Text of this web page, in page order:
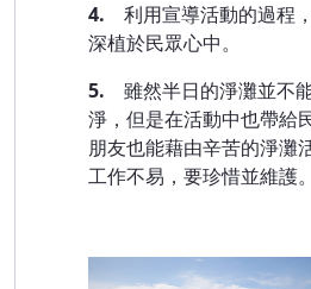
4. 利用宣導活動的過程
深植於民眾心中。
5. 雖然半日的淨灘並不
淨，但是在活動中也帶給
朋友也能藉由辛苦的淨灘
工作不易，要珍惜並維護。